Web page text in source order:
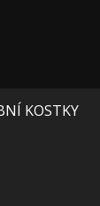
KOSTKY